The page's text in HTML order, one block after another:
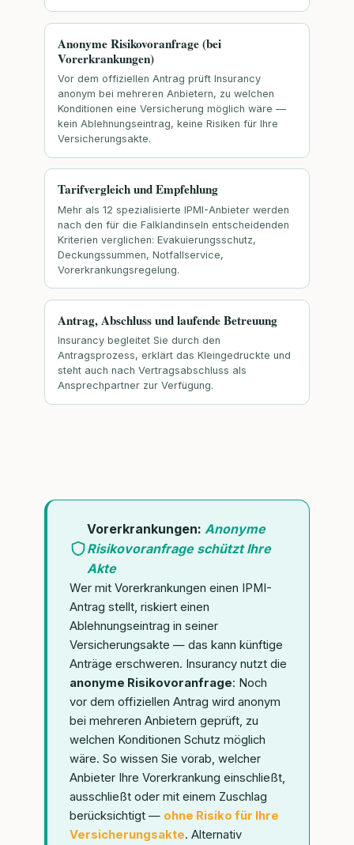
Anonyme Risikovoranfrage (bei
Vorerkrankungen)
Vor dem offiziellen Antrag prüft Insurancy
anonym bei mehreren Anbietern, zu welchen
Konditionen eine Versicherung möglich wäre —
kein Ablehnungseintrag, keine Risiken für Ihre
Versicherungsakte.
Tarifvergleich und Empfehlung
Mehr als 12 spezialisierte IPMI-Anbieter werden
nach den für die Falklandinseln entscheidenden
Kriterien verglichen: Evakuierungsschutz,
Deckungssummen, Notfallservice,
Vorerkrankungsregelung.
Antrag, Abschluss und laufende Betreuung
Insurancy begleitet Sie durch den
Antragsprozess, erklärt das Kleingedruckte und
steht auch nach Vertragsabschluss als
Ansprechpartner zur Verfügung.
Vorerkrankungen: Anonyme
Risikovoranfrage schützt Ihre
Akte
Wer mit Vorerkrankungen einen IPMI-
Antrag stellt, riskiert einen
Ablehnungseintrag in seiner
Versicherungsakte — das kann künftige
Anträge erschweren. Insurancy nutzt die
anonyme Risikovoranfrage: Noch
vor dem offiziellen Antrag wird anonym
bei mehreren Anbietern geprüft, zu
welchen Konditionen Schutz möglich
wäre. So wissen Sie vorab, welcher
Anbieter Ihre Vorerkrankung einschließt,
ausschließt oder mit einem Zuschlag
berücksichtigt — ohne Risiko für Ihre
Versicherungsakte. Alternativ